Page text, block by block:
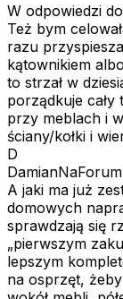
W odpowiedzi
Też bym
razu
kątownikiem
to strzał w
porządkuje cały
przy meblach i
ściany/kołki i
D
DamianNaForum
A jaki ma już
domowych
sprawdzają się
„pierwszym
lepszym
na osprzęt,